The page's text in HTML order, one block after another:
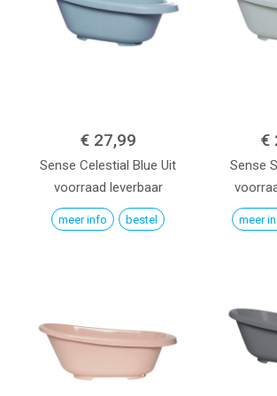
€ 27,99
Sense Celestial Blue Uit
voorraad leverbaar
meer info bestel
€
Sense
meer